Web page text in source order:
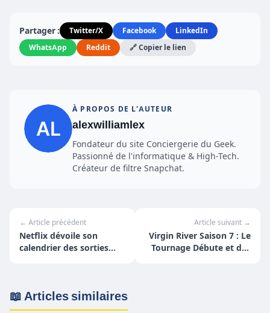
Partager : Twitter/X Facebook
LinkedIn
WhatsApp
Reddit 🔗 Copier le lien
À PROPOS DE L'AUTEUR
alexwilliamlex
Fondateur du site Conciergerie du Geek.
Passionné de l'informatique & High-Tech.
Créateur de filtre Snapchat.
← Article précédent
Netflix dévoile son
calendrier des sorties
Article suivant →
Virgin River Saison 7 : Le
Tournage Débute et des
📖 Articles similaires